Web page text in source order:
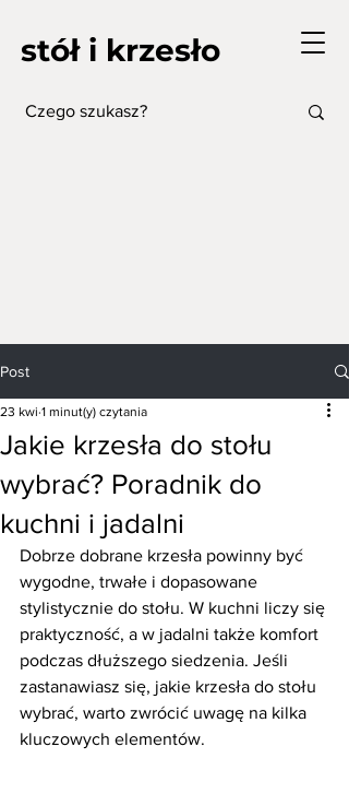
stół i krzesło
Post
Jakie krzesła do stołu
wybrać? Poradnik do
kuchni i jadalni
23 kwi 1 minut(y) czytania
Dobrze dobrane krzesła powinny być
wygodne, trwałe i dopasowane
stylistycznie do stołu. W kuchni liczy się
praktyczność, a w jadalni także komfort
podczas dłuższego siedzenia. Jeśli
zastanawiasz się, jakie krzesła do stołu
wybrać, warto zwrócić uwagę na kilka
kluczowych elementów.